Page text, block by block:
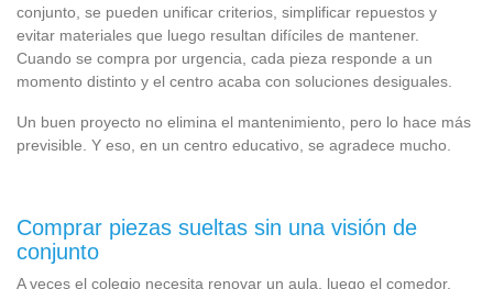
conjunto, se pueden unificar criterios, simplificar repuestos y
evitar materiales que luego resultan difíciles de mantener.
Cuando se compra por urgencia, cada pieza responde a un
momento distinto y el centro acaba con soluciones desiguales.
Un buen proyecto no elimina el mantenimiento, pero lo hace más
previsible. Y eso, en un centro educativo, se agradece mucho.
Comprar piezas sueltas sin una visión de
conjunto
A veces el colegio necesita renovar un aula, luego el comedor,